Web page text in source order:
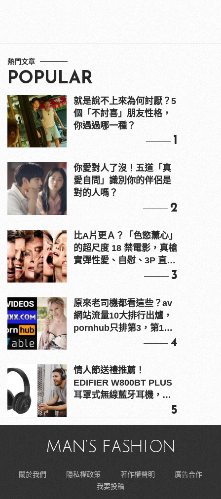
熱門文章
POPULAR
就是說不上來為何討厭？5
個「不討喜」朋友性格，
你遇過哪一種？
1
你愛對人了沒！五道「真
愛自問」識別你的伴侶是
對的人嗎？
2
比A片更Ａ？「色慾薰心」
的超尺度 18 禁電影，真槍
實彈性愛、自慰、3P 直接
3
原來老司機都看這些？av
網站流量10大排行出爐，
pornhub只排第3，第1名
4
情人節送禮推薦！
EDIFIER W800BT PLUS
耳罩式無線藍牙耳機，在
5
關於我們 隱私權政策 著作權聲明
廣告合作
我要投稿